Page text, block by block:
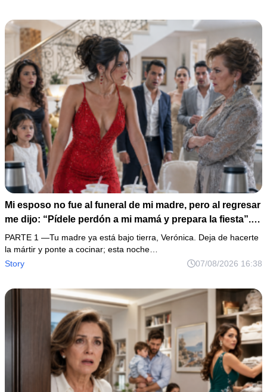
Mi esposo no fue al funeral de mi madre, pero al regresar
me dijo: “Pídele perdón a mi mamá y prepara la fiesta”.
No discutí; acomodé 24 sopas instantáneas, hice una
maleta y abrí la fonda que había heredado. Cuando un
abogado revisó los papeles ocultos, descubrió que mi
atropellamiento.
PARTE 1 —Tu madre ya está bajo tierra, Verónica. Deja de hacerte
la mártir y ponte a cocinar; esta noche…
Story
07/08/2026 16:38